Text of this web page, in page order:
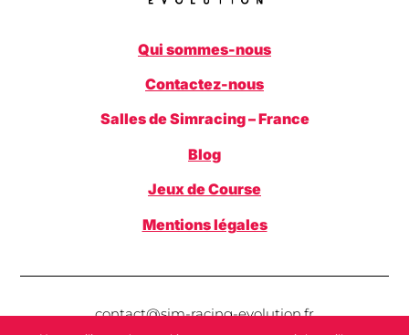
Qui sommes-nous
Contactez-nous
Salles de Simracing – France
Blog
Jeux de Course
Mentions légales
contact@sim-racing-evolution.fr